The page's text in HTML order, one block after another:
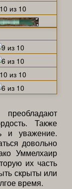
Также
и уважение.
довольно
Уммелхаир
их часть
скрыты или
время.